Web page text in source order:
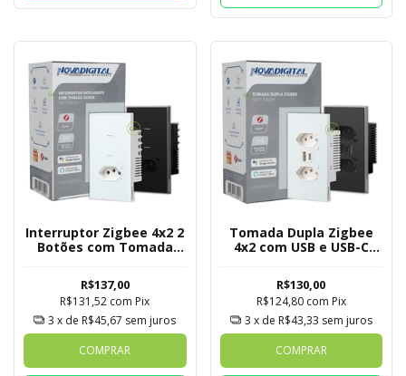
Interruptor Zigbee 4x2 2
Botões com Tomada
Novadigital Tuya
R$137,00
R$131,52 com Pix
3 x de R$45,67 sem juros
COMPRAR
Tomada Dupla Zigbee
4x2 com USB e USB-C
Novadigital Tuya
R$130,00
R$124,80 com Pix
3 x de R$43,33 sem juros
COMPRAR